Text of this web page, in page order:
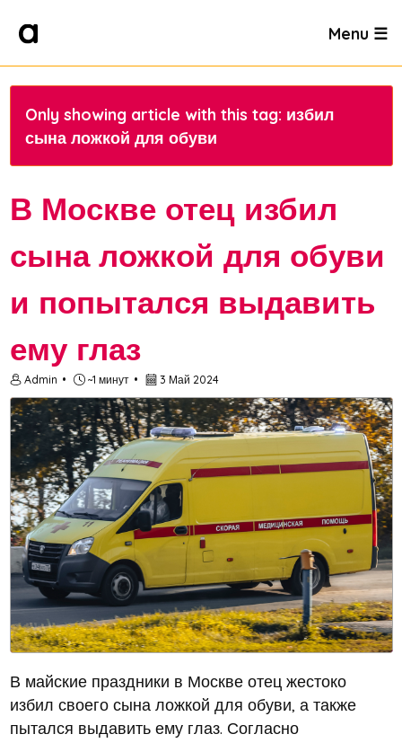
Menu ☰
Only showing article with this tag: избил
сына ложкой для обуви
В Москве отец избил
сына ложкой для обуви
и попытался выдавить
ему глаз
Admin ~1 минут 3 Май 2024
В майские праздники в Москве отец жестоко
избил своего сына ложкой для обуви, а также
пытался выдавить ему глаз. Согласно